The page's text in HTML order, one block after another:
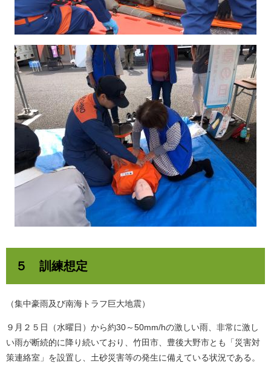
５ 訓練想定
（集中豪雨及び南海トラフ巨大地震）
９月２５日（水曜日）から約30～50mm/hの激しい雨、非常に激し
い雨が断続的に降り続いており、竹田市、豊後大野市とも「災害対
策連絡室」を設置し、土砂災害等の発生に備えている状況である。